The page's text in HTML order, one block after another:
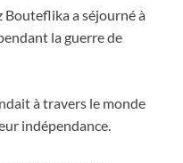
Bouteflika a séjourné à
la guerre de
à travers le monde
indépendance.